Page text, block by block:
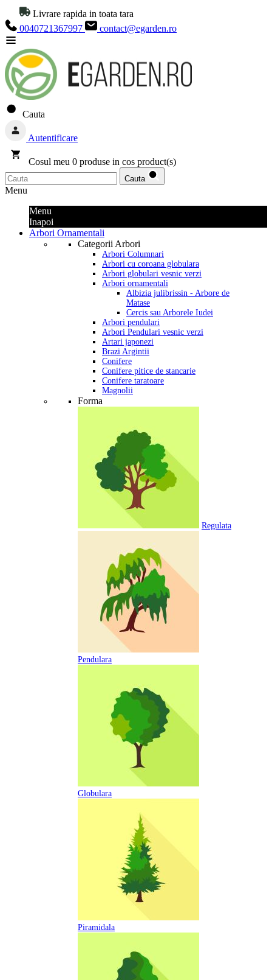
Livrare rapida in toata tara
0040721367997
contact@egarden.ro
Cauta
Autentificare
Cosul meu 0 produse in cos product(s)
Cauta
Menu
Menu
Inapoi
Arbori Ornamentali
Categorii Arbori
Arbori Columnari
Arbori cu coroana globulara
Arbori globulari vesnic verzi
Arbori ornamentali
Albizia julibrissin - Arbore de
Matase
Cercis sau Arborele Iudei
Arbori pendulari
Arbori Pendulari vesnic verzi
Artari japonezi
Brazi Argintii
Conifere
Conifere pitice de stancarie
Conifere taratoare
Magnolii
Forma
Regulata
Pendulara
Globulara
Piramidala